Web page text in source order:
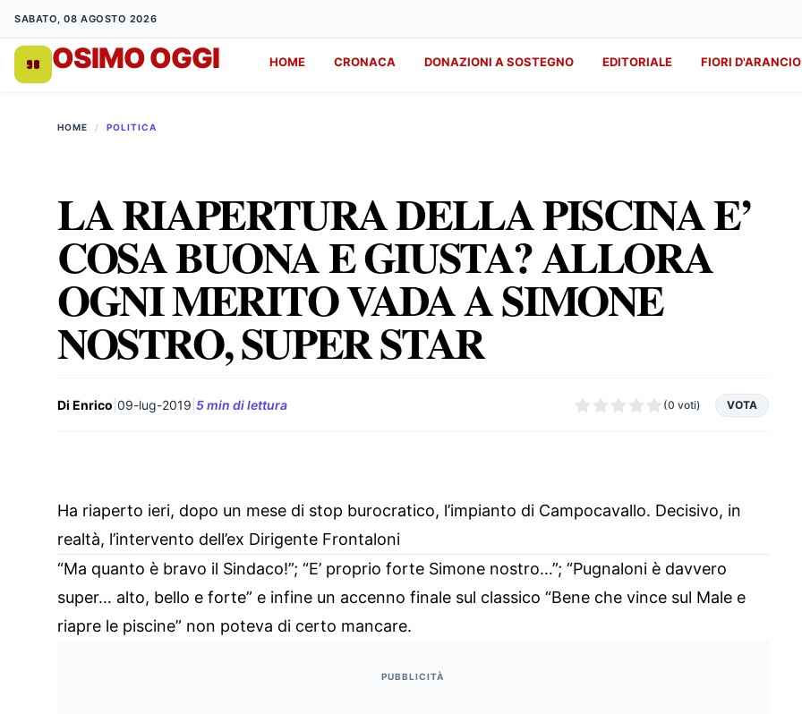
SABATO, 08 AGOSTO 2026
OSIMO OGGI HOME CRONACA DONAZIONI A SOSTEGNO EDITORIALE FIORI D'ARANCIO
HOME / POLITICA
LA RIAPERTURA DELLA PISCINA E’
COSA BUONA E GIUSTA? ALLORA
OGNI MERITO VADA A SIMONE
NOSTRO, SUPER STAR
Di Enrico 09-lug-2019 5 min di lettura (0 voti) VOTA
Ha riaperto ieri, dopo un mese di stop burocratico, l’impianto di Campocavallo. Decisivo, in
realtà, l’intervento dell’ex Dirigente Frontaloni
“Ma quanto è bravo il Sindaco!”; “E’ proprio forte Simone nostro…”; “Pugnaloni è davvero
super… alto, bello e forte” e infine un accenno finale sul classico “Bene che vince sul Male e
riapre le piscine” non poteva di certo mancare.
PUBBLICITÀ